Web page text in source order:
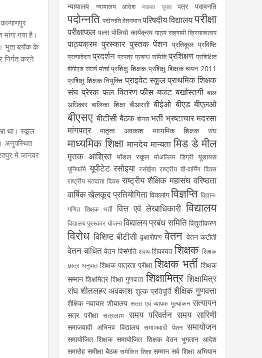
गया है।
भुता ब्लॉक के
निर्गत करने
था। स्कूल
अनुपस्थित
में जानवर
न्यायालय न्यायालय आदेश पंचायत चुनाव पत्र पदावनति
पदोन्नति पदोन्नति वेतनमानपरिषदीय विद्यालयपरीक्षा
परीक्षाफल पल्स पोलियो कार्यक्रम पाठ्य सहगामी क्रियाकलाप
पाठ्यक्रम पुरस्कार पुस्तक पेंशन प्रतिकूल प्रविष्टि
प्रत्यावेदन प्रदर्शन प्रपत्र प्रबन्ध समिति प्रशिक्षण प्रशिक्षित
बीपीएड संघर्ष मोर्चा प्रशिक्षु शिक्षक प्रशिक्षु शिक्षक चयन 2011
प्रशिक्षु शिक्षक नियुक्ति प्राइवेट स्कूलप्राथमिक शिक्षक
संघ प्रेरक फल वितरण फीस बजट बर्खास्तगी बाल
अधिकार बालिका शिक्षा बीआरसी बीईओ बीएड बीएलओ
बीएसए बीटीसी बैठक बोनस भर्ती भ्रष्टाचार मदरसा
मांगपत्र
मातृत्व अवकाश माध्यमिक शिक्षक संघ
माध्यमिक शिक्षा मानदेय मान्यता मिड डे मील
मृतक आश्रित मॉडल स्कूल मोअल्लिम डिग्री यूडायस
यूनिफॉर्म यूपीटेट रसोइया रसोईया राष्ट्रीय डी-वार्मिंग दिवस
राष्ट्रीय मतदाता दिवस राष्ट्रीय शैक्षिक महासंघ वरिष्ठता
वार्षिक खेलकूद प्रतियोगिता विकलांग विज्ञप्ति विज्ञान-
गणित शिक्षक भर्ती वित्त एवं लेखाधिकारी विद्यालय
विद्यालय पुरस्कार योजनाविद्यालय प्रबंध समिति विद्युतीकरण
विरोध विशिष्ट बीटीसी वृक्षारोपण वेतन वेतन कटौती
वेतन बाधित वेतन विसंगति शपथ शिकायत शिक्षक शिक्षक
छात्र अनुपात शिक्षक पात्रता परीक्षा शिक्षक भर्ती शिक्षक
सम्मान शिक्षमित्र शिक्षा गुणवत्ता शिक्षामित्र शिक्षामित्र
संघ शीतलहर अवकाश शुल्क प्रतिपूर्ति शैक्षिक गुणवत्ता
शैक्षिक नवाचार शौचालय सतत एवं व्यापक मूल्यांकन सत्यापन
सत्र परीक्षा सत्रलाभ समय परिवर्तन समय सारिणी
समाजवादी अभिनव विद्यालय समाजवादी पेंशन समायोजन
समायोजित शिक्षक समायोजित शिक्षक वेतन भुगतान आदेश
समारोह समीक्षा बैठक समेकित शिक्षा सम्मान सर्व शिक्षा अभियान